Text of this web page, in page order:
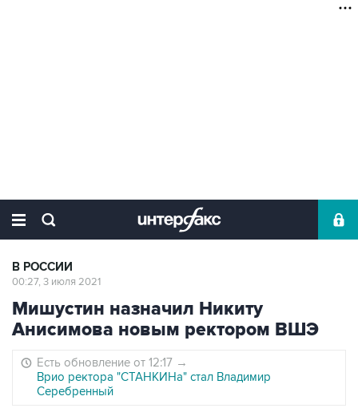
В РОССИИ
00:27, 3 июля 2021
Мишустин назначил Никиту
Анисимова новым ректором ВШЭ
Есть обновление от 12:17 →
Врио ректора "СТАНКИНа" стал Владимир
Серебренный